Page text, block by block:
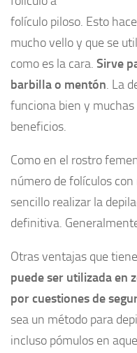
folículo piloso. Esto
mucho vello y que se
como es la cara. Sirve
barbilla o mentón. La
funciona bien y
beneficios.
Como en el rostro
número de folículos
sencillo realizar la
definitiva.
Otras ventajas que
puede ser utilizada en
por cuestiones de
sea un método para
incluso pómulos en